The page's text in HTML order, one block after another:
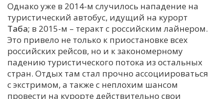
М
Н
Х
Ч
Я
Однако уже в 2014-м случилось нападение на
туристический автобус, идущий на курорт
Таба; в 2015-м – теракт с российским лайнером.
Это привело не только к приостановке всех
российских рейсов, но и к закономерному
падению туристического потока из остальных
стран. Отдых там стал прочно ассоциироваться
с экстримом, а также с неплохим шансом
провести на курорте действительно свои